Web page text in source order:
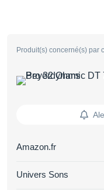
Produit(s) concerné(s) par
Amazon.fr
Univers Sons